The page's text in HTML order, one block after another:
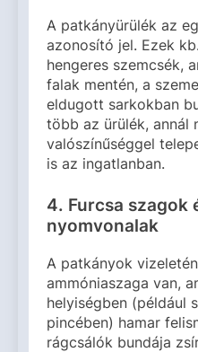
A patkányürülék az
azonosító jel. Ezek
hengeres szemcsék,
falak mentén, a
eldugott sarkokban
több az ürülék, annál
valószínűséggel
is az ingatlanban.
4. Furcsa szagok
nyomvonalak
A patkányok
ammóniaszaga van,
helyiségben (például
pincében) hamar
rágcsálók bundája